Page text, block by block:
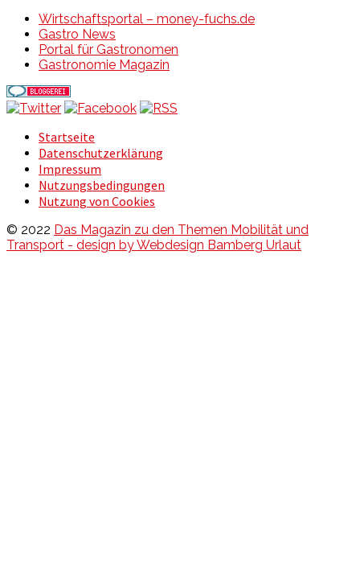
Wirtschaftsportal – money-fuchs.de
Gastro News
Portal für Gastronomen
Gastronomie Magazin
Startseite
Datenschutzerklärung
Impressum
Nutzungsbedingungen
Nutzung von Cookies
© 2022 Das Magazin zu den Themen Mobilität und
Transport - design by Webdesign Bamberg Urlaut